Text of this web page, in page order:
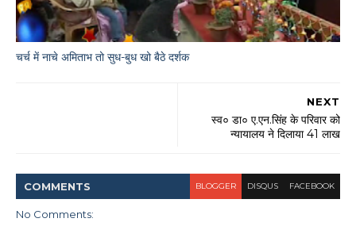
चर्च में नाचे अमिताभ तो सुध-बुध खो बैठे दर्शक
NEXT
स्व० डा० ए.एन.सिंह के परिवार को
न्यायालय ने दिलाया 41 लाख
COMMENTS BLOGGER DISQUS FACEBOOK
No Comments: